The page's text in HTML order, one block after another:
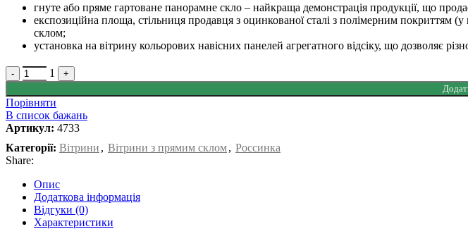
гнуте або пряме гартоване панорамне скло – найкраща демонстрація продукції, що
експозиційна площа, стільниця продавця з оцинкованої сталі з полімерним покриттям
склом;
установка на вітрину кольорових навісних панелей агрегатного відсіку, що дозволяє
Quantity
- 1
+
Порівняти
В список бажань
Артикул: 4733
Категорії: Вітрини , Вітрини з прямим склом, Россинка
Share:
Опис
Додаткова інформація
Відгуки (0)
Характеристики